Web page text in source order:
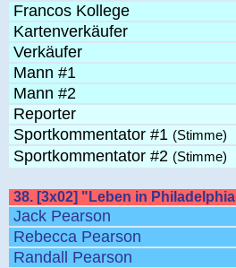
Francos Kollege
Kartenverkäufer
Verkäufer
Mann #1
Mann #2
Reporter
Sportkommentator #1 (Stimme)
Sportkommentator #2 (Stimme)
38. [3x02] "Leben in
Jack Pearson
Rebecca Pearson
Randall Pearson